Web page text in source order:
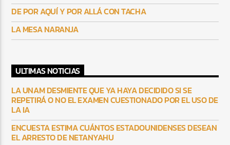
DE POR AQUÍ Y POR ALLÁ CON TACHA
LA MESA NARANJA
ULTIMAS NOTICIAS
LA UNAM DESMIENTE QUE YA HAYA DECIDIDO SI SE
REPETIRÁ O NO EL EXAMEN CUESTIONADO POR EL USO DE
LA IA
ENCUESTA ESTIMA CUÁNTOS ESTADOUNIDENSES DESEAN
EL ARRESTO DE NETANYAHU